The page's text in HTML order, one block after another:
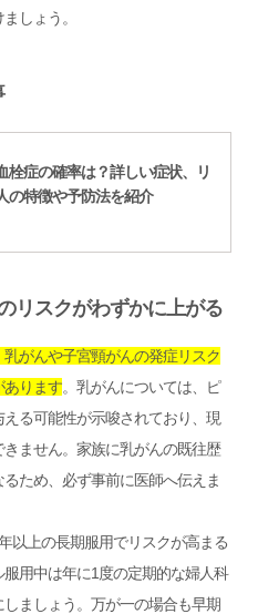
しょう。
栓症の確率は？詳しい症状、リ
の特徴や予防法を紹介
リスクがわずかに上がる
がんや子宮頸がんの発症リスク
あります。乳がんについては、ピ
る可能性が示唆されており、現
ません。家族に乳がんの既往歴
ため、必ず事前に医師へ伝えま
以上の長期服用でリスクが高まる
用中は年に1度の定期的な婦人科
ましょう。万が一の場合も早期